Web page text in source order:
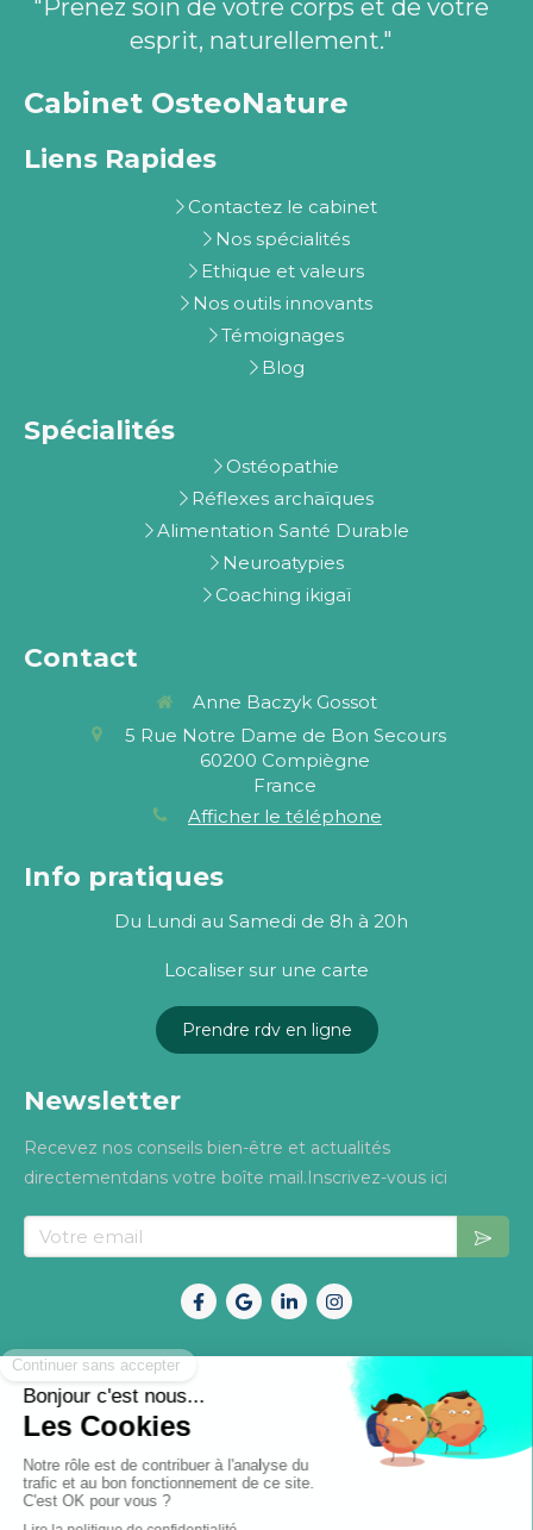
Cabinet OsteoNature
"Prenez soin de votre corps et de votre
esprit, naturellement."
Liens Rapides
Contactez le cabinet
Nos spécialités
Ethique et valeurs
Nos outils innovants
Témoignages
Blog
Spécialités
Ostéopathie
Réflexes archaïques
Alimentation Santé Durable
Neuroatypies
Coaching ikigaï
Contact
Anne Baczyk Gossot
5 Rue Notre Dame de Bon Secours
60200 Compiègne
France
Afficher le téléphone
Info pratiques
Du Lundi au Samedi de 8h à 20h
Localiser sur une carte
Prendre rdv en ligne
Newsletter
Recevez nos conseils bien-être et actualités
directementdans votre boîte mail.Inscrivez-vous ici
Votre email
Mentions légales
Politique de confidentialité
©2026 OsteoNature –Tous droits réservés. Site